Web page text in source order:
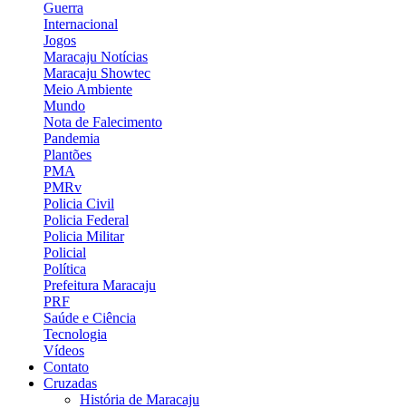
Guerra
Internacional
Jogos
Maracaju Notícias
Maracaju Showtec
Meio Ambiente
Mundo
Nota de Falecimento
Pandemia
Plantões
PMA
PMRv
Policia Civil
Policia Federal
Policia Militar
Policial
Política
Prefeitura Maracaju
PRF
Saúde e Ciência
Tecnologia
Vídeos
Contato
Cruzadas
História de Maracaju